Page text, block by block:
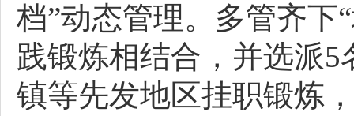
档”动态管理。多管齐下
践锻炼相结合，并选派
镇等先发地区挂职锻炼